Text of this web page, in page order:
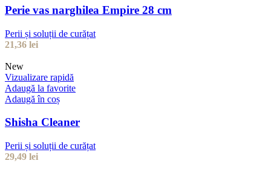
Perie vas narghilea Empire 28 cm
Perii și soluții de curățat
21,36 lei
New
Vizualizare rapidă
Adaugă la favorite
Adaugă în coș
Shisha Cleaner
Perii și soluții de curățat
29,49 lei